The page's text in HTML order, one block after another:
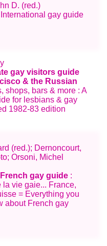
D. (red.)
International gay guide
gay visitors guide
& the Russian
shops, bars & more : A
for lesbians & gay
1982-83 edition
(red.); Dernoncourt,
Orsoni, Michel
gay guide :
la vie gaie... France,
= Everything you
about French gay